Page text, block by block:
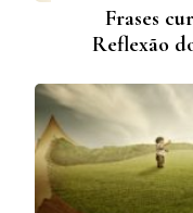
Frases
Reflexão